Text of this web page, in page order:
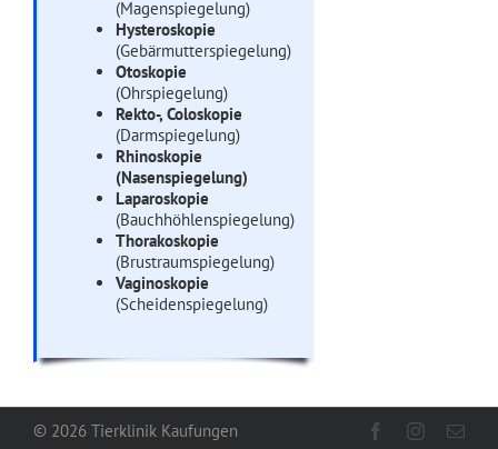
(Magenspiegelung)
Hysteroskopie
(Gebärmutterspiegelung)
Otoskopie
(Ohrspiegelung)
Rekto-, Coloskopie
(Darmspiegelung)
Rhinoskopie
(Nasenspiegelung)
Laparoskopie
(Bauchhöhlenspiegelung)
Thorakoskopie
(Brustraumspiegelung)
Vaginoskopie
(Scheidenspiegelung)
© 2026 Tierklinik Kaufungen FacebookInstagram
E-